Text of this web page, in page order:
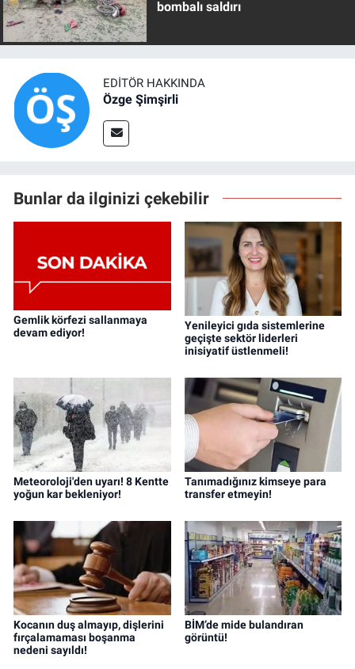
bombalı saldırı
EDITÖR HAKKINDA
Özge Şimşirli
Bunlar da ilginizi çekebilir
Gemlik körfezi sallanmaya
devam ediyor!
Yenileyici gıda sistemlerine
geçişte sektör liderleri
inisiyatif üstlenmeli!
Meteoroloji'den uyarı! 8 Kentte
yoğun kar bekleniyor!
Tanımadığınız kimseye para
transfer etmeyin!
Kocanın duş almayıp, dişlerini
fırçalamaması boşanma
nedeni sayıldı!
BİM’de mide bulandıran
görüntü!